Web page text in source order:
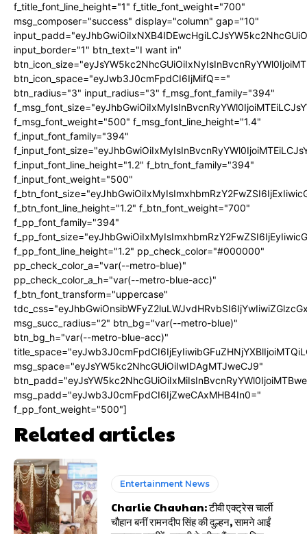
f_title_font_line_height="1" f_title_font_weight="700"
msg_composer="success" display="column" gap="10"
input_border="1" btn_text="I want in"
btn_icon_space="eyJwb3J0cmFpdCI6IjMifQ=="
btn_radius="3" input_radius="3" f_msg_font_family="394"
f_msg_font_weight="500" f_msg_font_line_height="1.4"
f_input_font_family="394"
f_input_font_line_height="1.2" f_btn_font_family="394"
f_input_font_weight="500"
f_btn_font_line_height="1.2" f_btn_font_weight="700"
f_pp_font_family="394"
f_pp_font_line_height="1.2" pp_check_color="#000000"
pp_check_color_a="var(--metro-blue)"
pp_check_color_a_h="var(--metro-blue-acc)"
f_btn_font_transform="uppercase"
msg_succ_radius="2" btn_bg="var(--metro-blue)"
btn_bg_h="var(--metro-blue-acc)"
msg_space="eyJsYW5kc2NhcGUiOiIwIDAgMTJweCJ9"
msg_padd="eyJwb3J0cmFpdCI6IjZweCAxMHB4In0="
f_pp_font_weight="500"]
Related articles
Entertainment News
Charlie Chauhan: टीवी एक्ट्रेस चार्ली
चौहान बनीं रामनदीप सिंह की दुल्हन, सामने आईं